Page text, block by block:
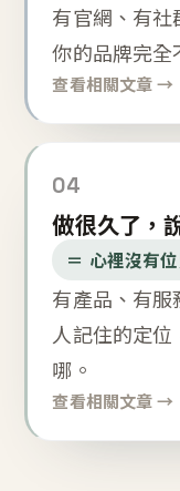
有官網、有
你的品牌完全
查看相關文章 →
04
做很久了，
＝ 心裡沒有
有產品、有
人記住的定
哪。
查看相關文章 →